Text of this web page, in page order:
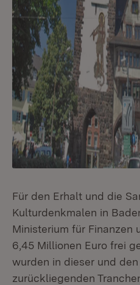
Für den Erhalt und die
Kulturdenkmalen in
Ministerium für Finanzen
6,45 Millionen Euro frei
wurden in dieser und
zurückliegenden